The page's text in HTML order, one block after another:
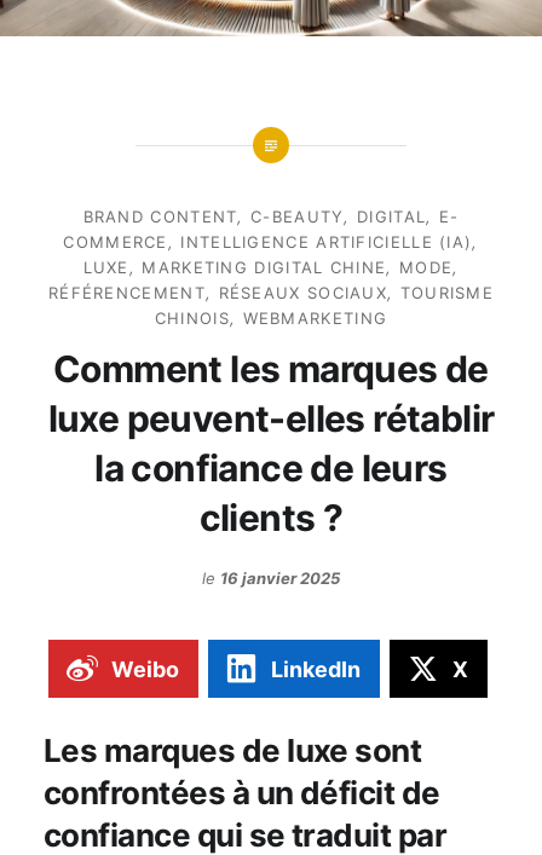
BRAND CONTENT,C-BEAUTY, DIGITAL , E-
COMMERCE , INTELLIGENCE ARTIFICIELLE (IA),
LUXE , MARKETING DIGITAL CHINE, MODE,
RÉFÉRENCEMENT, RÉSEAUX SOCIAUX, TOURISME
CHINOIS, WEBMARKETING
Comment les marques de
luxe peuvent-elles rétablir
la confiance de leurs
clients ?
le 16 janvier 2025
Weibo LinkedIn X
Les marques de luxe sont
confrontées à un déficit de
confiance qui se traduit par